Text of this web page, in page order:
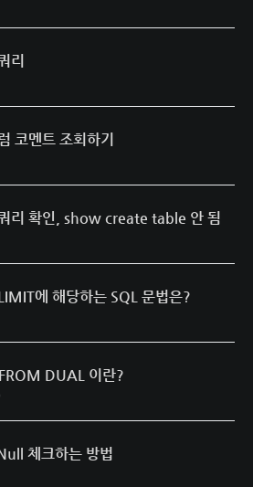
리
코멘트 조회하기
리 확인, show create table 안 됨
에 해당하는 SQL 문법은?
DUAL 이란?
체크하는 방법